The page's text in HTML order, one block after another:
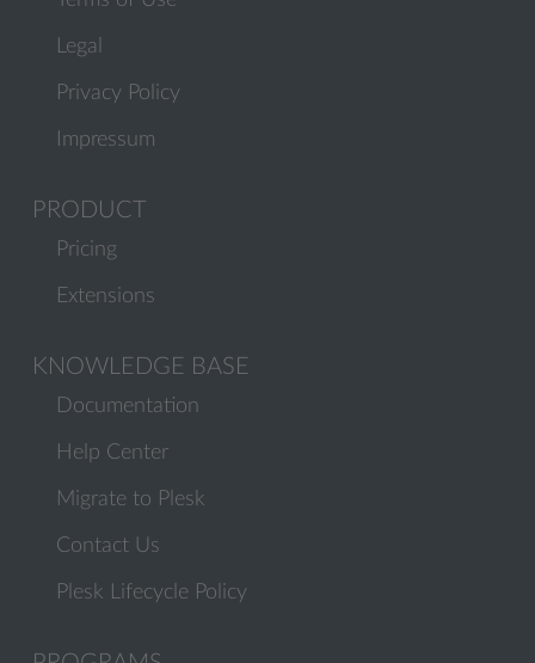
Legal
Privacy Policy
Impressum
PRODUCT
Pricing
Extensions
KNOWLEDGE BASE
Documentation
Help Center
Migrate to Plesk
Contact Us
Plesk Lifecycle Policy